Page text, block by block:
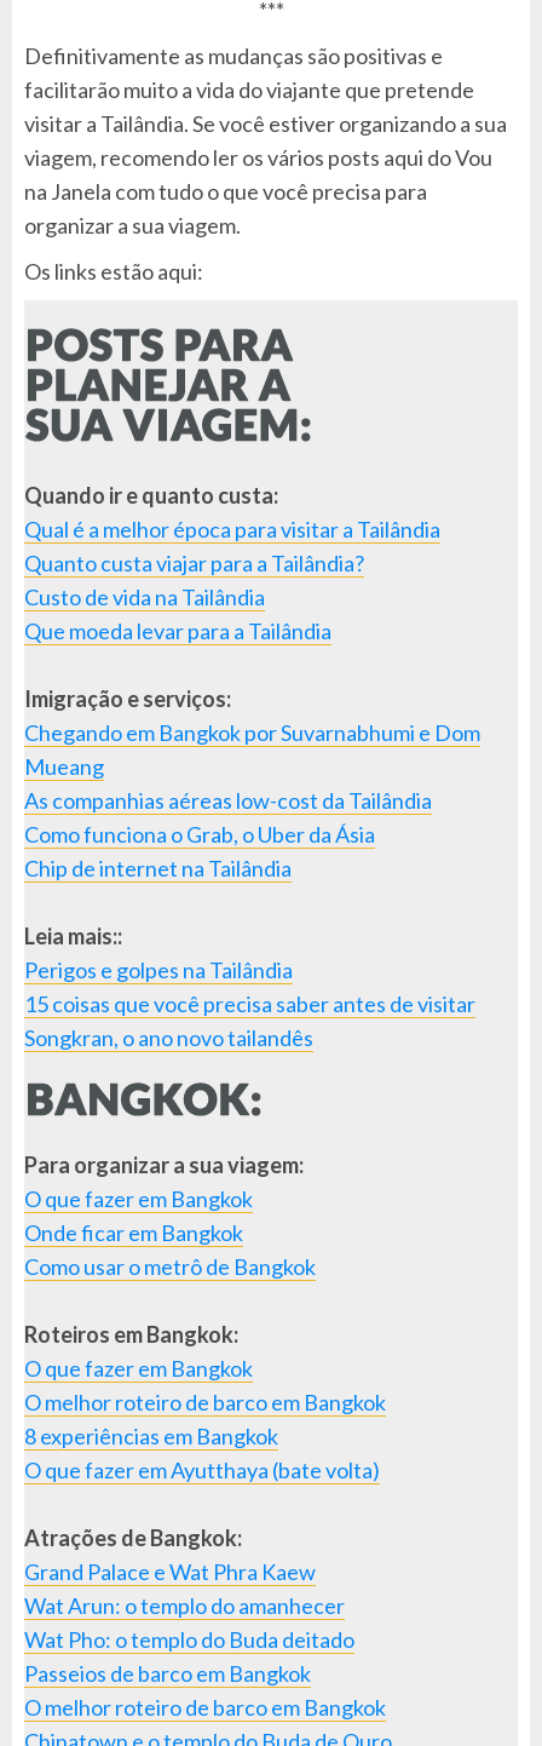
***
Definitivamente as mudanças são positivas e
facilitarão muito a vida do viajante que pretende
visitar a Tailândia. Se você estiver organizando a sua
viagem, recomendo ler os vários posts aqui do Vou
na Janela com tudo o que você precisa para
organizar a sua viagem.
Os links estão aqui:
Quando ir e quanto custa:
Qual é a melhor época para visitar a Tailândia
Quanto custa viajar para a Tailândia?
Custo de vida na Tailândia
Que moeda levar para a Tailândia
Imigração e serviços:
Chegando em Bangkok por Suvarnabhumi e Dom
Mueang
As companhias aéreas low-cost da Tailândia
Como funciona o Grab, o Uber da Ásia
Chip de internet na Tailândia
Leia mais::
Perigos e golpes na Tailândia
15 coisas que você precisa saber antes de visitar
Songkran, o ano novo tailandês
Para organizar a sua viagem:
O que fazer em Bangkok
Onde ficar em Bangkok
Como usar o metrô de Bangkok
Roteiros em Bangkok:
O que fazer em Bangkok
O melhor roteiro de barco em Bangkok
8 experiências em Bangkok
O que fazer em Ayutthaya (bate volta)
Atrações de Bangkok:
Grand Palace e Wat Phra Kaew
Wat Arun: o templo do amanhecer
Wat Pho: o templo do Buda deitado
Passeios de barco em Bangkok
O melhor roteiro de barco em Bangkok